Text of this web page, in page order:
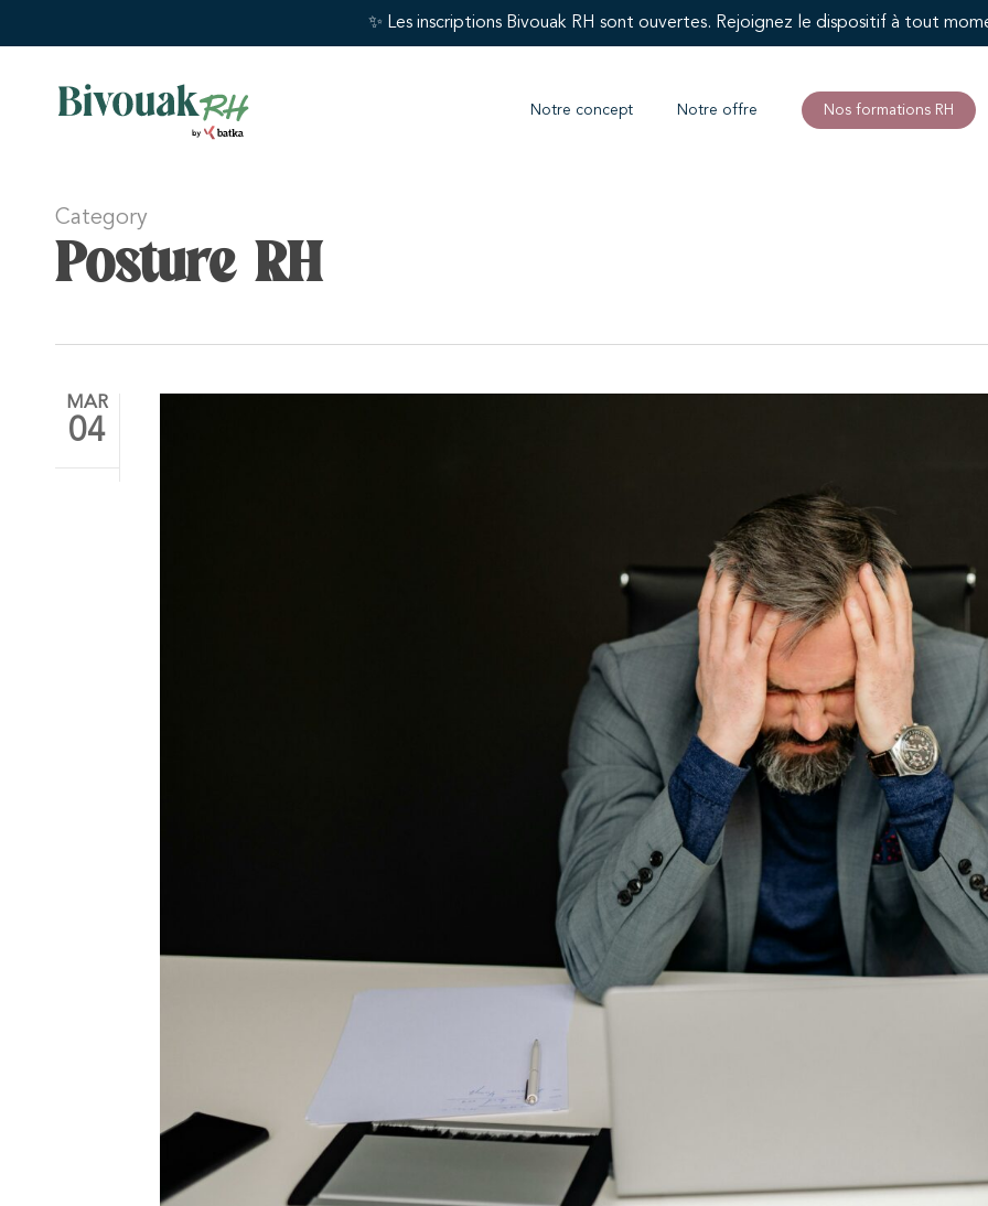
content
✨ Les inscriptions Bivouak RH sont ouvertes. Rejoignez le dispositif à tout
Notre concept Notre offre Nos formations RH
Category
Posture RH
MAR
04